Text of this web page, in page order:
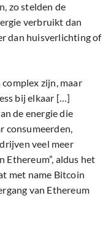
zo stelden de
verbruikt dan
dan huisverlichting of
zijn, maar
bij elkaar […]
de energie die
consumeerden,
veel meer
Ethereum”, aldus het
met name Bitcoin
van Ethereum